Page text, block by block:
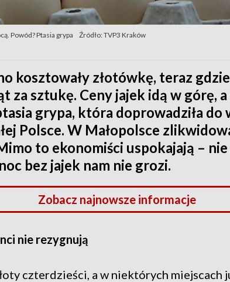
Powód? Ptasia grypa Źródło: TVP3 Kraków
kosztowały złotówkę, teraz
za sztukę. Ceny jajek idą w górę, a
grypa, która doprowadziła do
Polsce. W Małopolsce
to ekonomiści uspokajają –
bez jajek nam nie grozi.
Zobacz najnowsze informacje
nie rezygnują
czterdzieści, a w niektórych miejscach